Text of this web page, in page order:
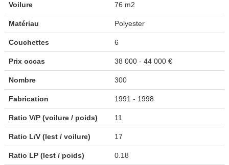
Voilure 76 m2
Matériau Polyester
Couchettes 6
Prix occas 38 000 - 44 000 €
Nombre 300
Fabrication 1991 - 1998
Ratio V/P (voilure / poids) 11
Ratio L/V (lest / voilure) 17
Ratio LP (lest / poids) 0.18